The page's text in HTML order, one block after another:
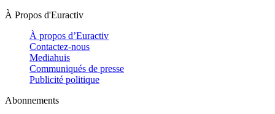
À Propos d'Euractiv
À propos d’Euractiv
Contactez-nous
Mediahuis
Communiqués de presse
Publicité politique
Abonnements